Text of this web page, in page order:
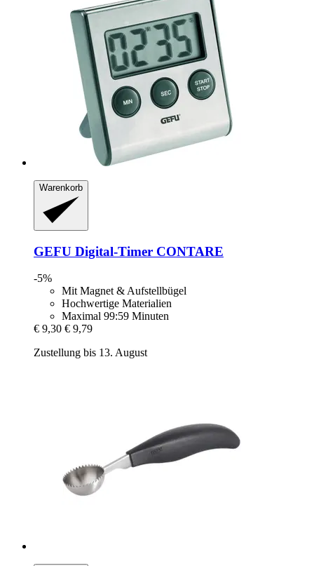
Warenkorb
GEFU Digital-​Timer CONTARE
-5%
Mit Magnet & Aufstellbügel
Hochwertige Materialien
Maximal 99:59 Minuten
€ 9,30 € 9,79
Zustellung bis 13. August